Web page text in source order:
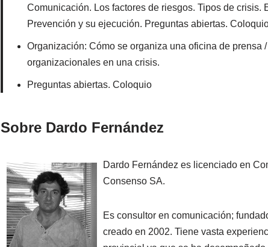
Comunicación. Los factores de riesgos. Tipos de crisis.
Prevención y su ejecución. Preguntas abiertas.
Organización: Cómo se organiza una oficina de
organizacionales en una crisis.
Preguntas abiertas. Coloquio
Sobre Dardo Fernández
Dardo Fernández es licenciado en
Consenso SA.
Es consultor en comunicación;
creado en 2002. Tiene vasta